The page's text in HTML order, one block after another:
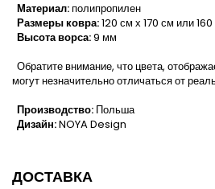
Материал:полипропилен
Размеры ковра:120 см х 170 см или
Высота ворса:9 мм
Обратите внимание, что цвета,
могут незначительно отличаться от
Производство: Польша
Дизайн:NOYA Design
ДОСТАВКА